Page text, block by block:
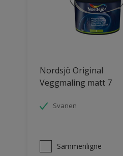
Nordsjö Original
Veggmaling matt 7
Svanen
Sammenligne